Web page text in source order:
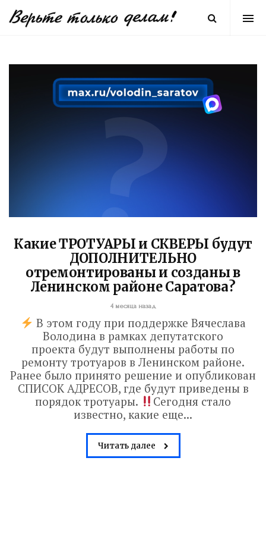
Какие ТРОТУАРЫ и СКВЕРЫ будут
ДОПОЛНИТЕЛЬНО
отремонтированы и созданы в
Ленинском районе Саратова?
4 месяца назад
В этом году при поддержке Вячеслава
Володина в рамках депутатского
проекта будут выполнены работы по
ремонту тротуаров в Ленинском районе.
Ранее было принято решение и опубликован
СПИСОК АДРЕСОВ, где будут приведены в
порядок тротуары.
Сегодня стало
известно, какие еще...
Читать далее